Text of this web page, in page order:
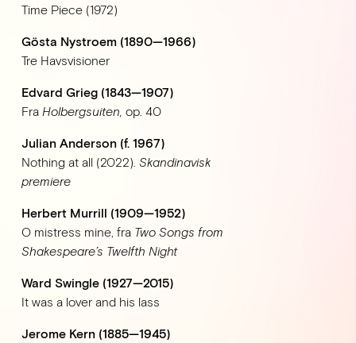
Time Piece (1972)
Gösta Nystroem (1890—1966)
Tre Havsvisioner
Edvard Grieg (1843—1907)
Fra Holbergsuiten, op. 40
Julian Anderson (f. 1967)
Nothing at all (2022). Skandinavisk
premiere
Herbert Murrill (1909—1952)
O mistress mine, fra Two Songs from
Shakespeare’s Twelfth Night
Ward Swingle (1927—2015)
It was a lover and his lass
Jerome Kern (1885—1945)